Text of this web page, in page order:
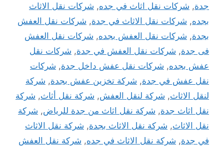
جدة, شركات نقل اثاث في جده, شركات نقل الاثاث
بجده, شركات نقل الاثاث في جدة, شركات نقل العفش
بجدة, شركات نقل العفش بجده, شركات نقل العفش
فى جدة, شركات نقل العفش في جدة, شركات نقل
عفش بجده, شركات نقل عفش داخل جدة, شركات
نقل عفش في جدة, شركة تخزين عفش بجدة, شركة
لنقل الاثاث, شركة لنقل العفش, شركة نقل أثاث, شركة
نقل اثاث جدة, شركة نقل اثاث من جدة للرياض, شركة
نقل الاثاث, شركة نقل الاثاث بجدة, شركة نقل الاثاث
في جدة, شركة نقل الاثاث في جده, شركة نقل العفش